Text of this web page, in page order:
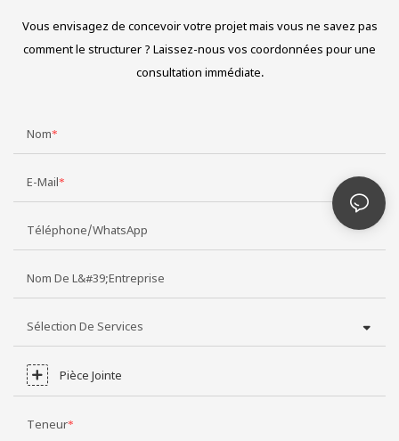
Vous envisagez de concevoir votre projet mais vous ne savez pas
comment le structurer ? Laissez-nous vos coordonnées pour une
consultation immédiate.
Nom
E-Mail
Téléphone/WhatsApp
Nom De L&#39;entreprise
Sélection De Services
Pièce Jointe
Teneur